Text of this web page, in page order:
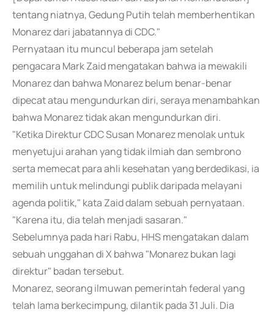
tentang niatnya, Gedung Putih telah memberhentikan
Monarez dari jabatannya di CDC."
Pernyataan itu muncul beberapa jam setelah
pengacara Mark Zaid mengatakan bahwa ia mewakili
Monarez dan bahwa Monarez belum benar-benar
dipecat atau mengundurkan diri, seraya menambahkan
bahwa Monarez tidak akan mengundurkan diri.
"Ketika Direktur CDC Susan Monarez menolak untuk
menyetujui arahan yang tidak ilmiah dan sembrono
serta memecat para ahli kesehatan yang berdedikasi, ia
memilih untuk melindungi publik daripada melayani
agenda politik," kata Zaid dalam sebuah pernyataan.
"Karena itu, dia telah menjadi sasaran."
Sebelumnya pada hari Rabu, HHS mengatakan dalam
sebuah unggahan di X bahwa "Monarez bukan lagi
direktur" badan tersebut.
Monarez, seorang ilmuwan pemerintah federal yang
telah lama berkecimpung, dilantik pada 31 Juli. Dia